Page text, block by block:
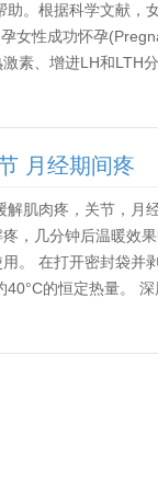
。根据科学文献，
女性成功怀孕
素、增进LH和LTH分
月经期间疼
肌肉疼，关节，月
，几分钟后温暖效
。 在打开密封袋并
的恒定热量。
织，缓解相...